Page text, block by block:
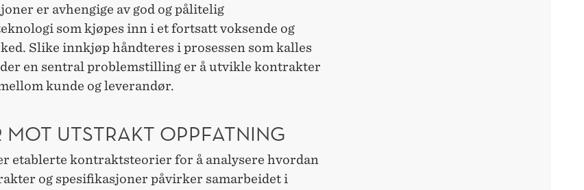
er avhengige av god og pålitelig
som kjøpes inn i et fortsatt voksende og
Slike innkjøp håndteres i prosessen som kalles
en sentral problemstilling er å utvikle kontrakter
kunde og leverandør.
MOT UTSTRAKT OPPFATNING
etablerte kontraktsteorier for å analysere hvordan
og spesifikasjoner påvirker samarbeidet i